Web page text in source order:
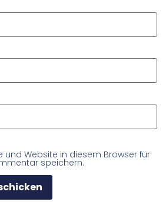
und Website in diesem Browser für
speichern.